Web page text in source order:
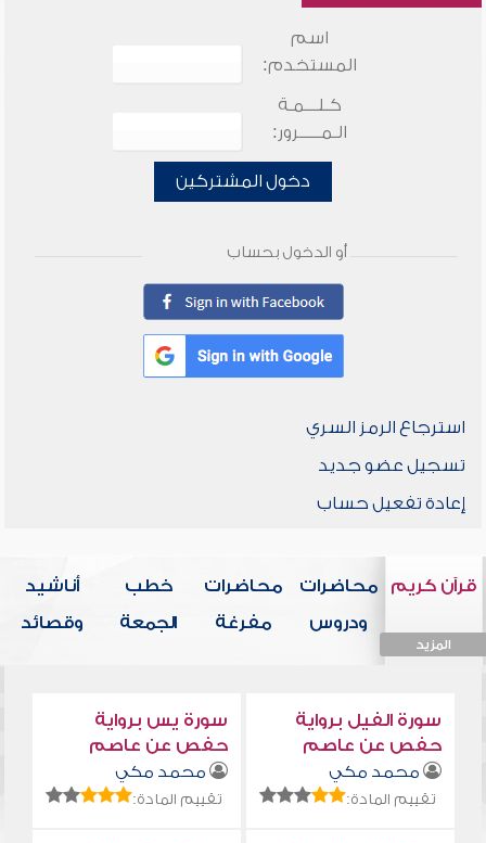
اسم
المستخدم:
كـلـــمـة
الـمـــــرور:
دخول المشتركين
أو الدخول بحساب
استرجاع الرمز السري
تسجيل عضو جديد
إعادة تفعيل حساب
قرآن كريم
المزيد
محاضرات
ودروس
محاضرات
مفرغة
خطب
الجمعة
أناشيد
وقصائد
سورة الفيل برواية
حفص عن عاصم
محمد مكي
تقييم المادة:
سورة يس برواية
حفص عن عاصم
محمد مكي
تقييم المادة: